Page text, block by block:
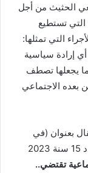
الحثيث من أجل
تستطيع
التي تمثلها:
إرادة سياسية
ما يجعلها تصطف
بعده الاجتماعي
بعنوان (في
مفهوم الدولة الاجتماعية) نشر بمجلة الربيع العدد 15 سنة 2023
تقتضي..